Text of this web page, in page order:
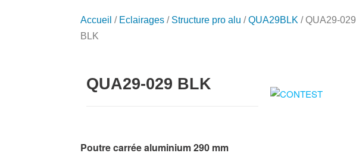
Accueil / Eclairages / Structure pro alu /QUA29BLK / QUA29-029
BLK
QUA29-029 BLK
Poutre carrée aluminium 290 mm